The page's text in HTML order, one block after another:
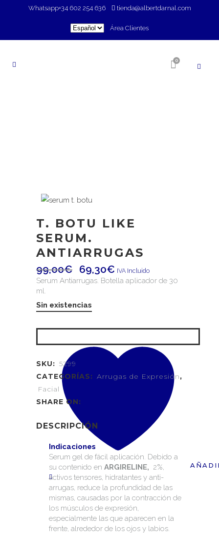
Whatsapp+34 602 254 636 tienda@albertdarnal.com
Elegir Área Clientes
0
T. BOTU LIKE
SERUM.
ANTIARRUGAS
99,00€ 69,30€ IVA Incluido
Serum Antiarrugas. Botella aplicador de 30
ml.
Sin existencias
SKU: 5299
CATEGORÍAS: Arrugas de Expresión,
Facial
SHARE ON:
DESCRIPCIÓN
Indicaciones
Serum gel de fácil aplicación. Debido a
su contenido en ARGIRELINE, 2%,
activos tensores, hidratantes y anti-
arrugas, reduce la profundidad de las
mismas, causadas por la contracción de
los músculos de expresión,
especialmente las que aparecen en la
frente, alrededor de los ojos y labios.